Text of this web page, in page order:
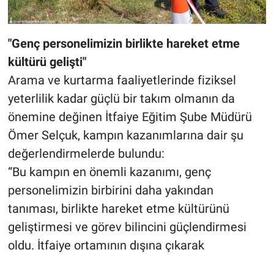
"Genç personelimizin birlikte hareket etme
kültürü gelişti"
Arama ve kurtarma faaliyetlerinde fiziksel
yeterlilik kadar güçlü bir takım olmanın da
önemine değinen İtfaiye Eğitim Şube Müdürü
Ömer Selçuk, kampın kazanımlarına dair şu
değerlendirmelerde bulundu:
“Bu kampın en önemli kazanımı, genç
personelimizin birbirini daha yakından
tanıması, birlikte hareket etme kültürünü
geliştirmesi ve görev bilincini güçlendirmesi
oldu. İtfaiye ortamının dışına çıkarak